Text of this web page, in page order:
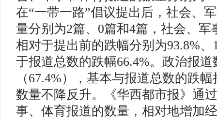
在“一带一路”倡议提出后，社会、
量分别为2篇、0篇和4篇，社会、
相对于提出前的跌幅分别为93.8%、
于报道总数的跌幅66.4%。政治报
（67.4%），基本与报道总数的跌
数量不降反升。《华西都市报》通
事、体育报道的数量，相对地增加